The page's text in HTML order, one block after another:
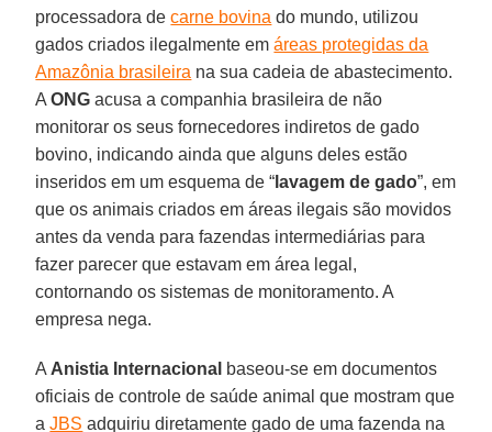
processadora decarne bovina do mundo, utilizou
gados criados ilegalmente emáreas protegidas da
Amazônia brasileira na sua cadeia de abastecimento.
AONG acusa a companhia brasileira de não
monitorar os seus fornecedores indiretos de gado
bovino, indicando ainda que alguns deles estão
inseridos em um esquema de “ lavagem de gado”, em
que os animais criados em áreas ilegais são movidos
antes da venda para fazendas intermediárias para
fazer parecer que estavam em área legal,
contornando os sistemas de monitoramento. A
empresa nega.
A Anistia Internacional baseou-se em documentos
oficiais de controle de saúde animal que mostram que
aJBS adquiriu diretamente gado de uma fazenda na